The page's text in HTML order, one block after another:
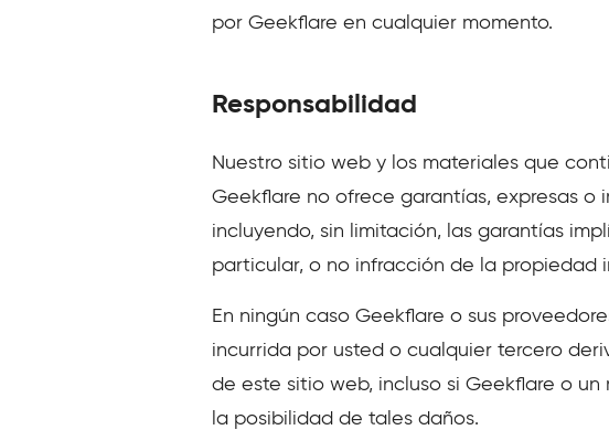
por Geekflare en cualquier momento.
Responsabilidad
Nuestro sitio web y los materiales que
Geekflare no ofrece garantías, expresas o
incluyendo, sin limitación, las garantías
particular, o no infracción de la propiedad
En ningún caso Geekflare o sus
incurrida por usted o cualquier tercero
de este sitio web, incluso si Geekflare o
la posibilidad de tales daños.